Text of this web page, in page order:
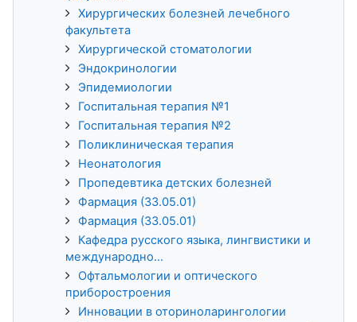
Хирургических болезней лечебного
факультета
Хирургической стоматологии
Эндокринологии
Эпидемиологии
Госпитальная терапия №1
Госпитальная терапия №2
Поликлиническая терапия
Неонатология
Пропедевтика детских болезней
Фармация (33.05.01)
Фармация (33.05.01)
Кафедра русского языка, лингвистики и
международно...
Офтальмологии и оптического
приборостроения
Инновации в оториноларингологии